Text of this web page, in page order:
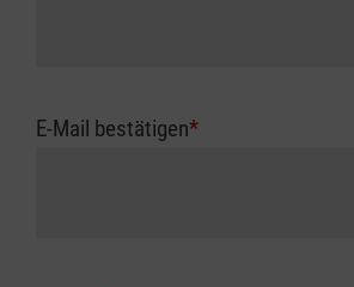
E-Mail bestätigen*